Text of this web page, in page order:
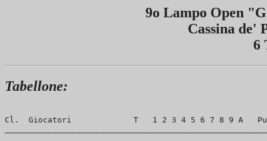
9o Lampo Open
Cassina de'
6
Tabellone:
Cl.  Giocatori             T   1 2 3 4 5 6 7 8 9 A